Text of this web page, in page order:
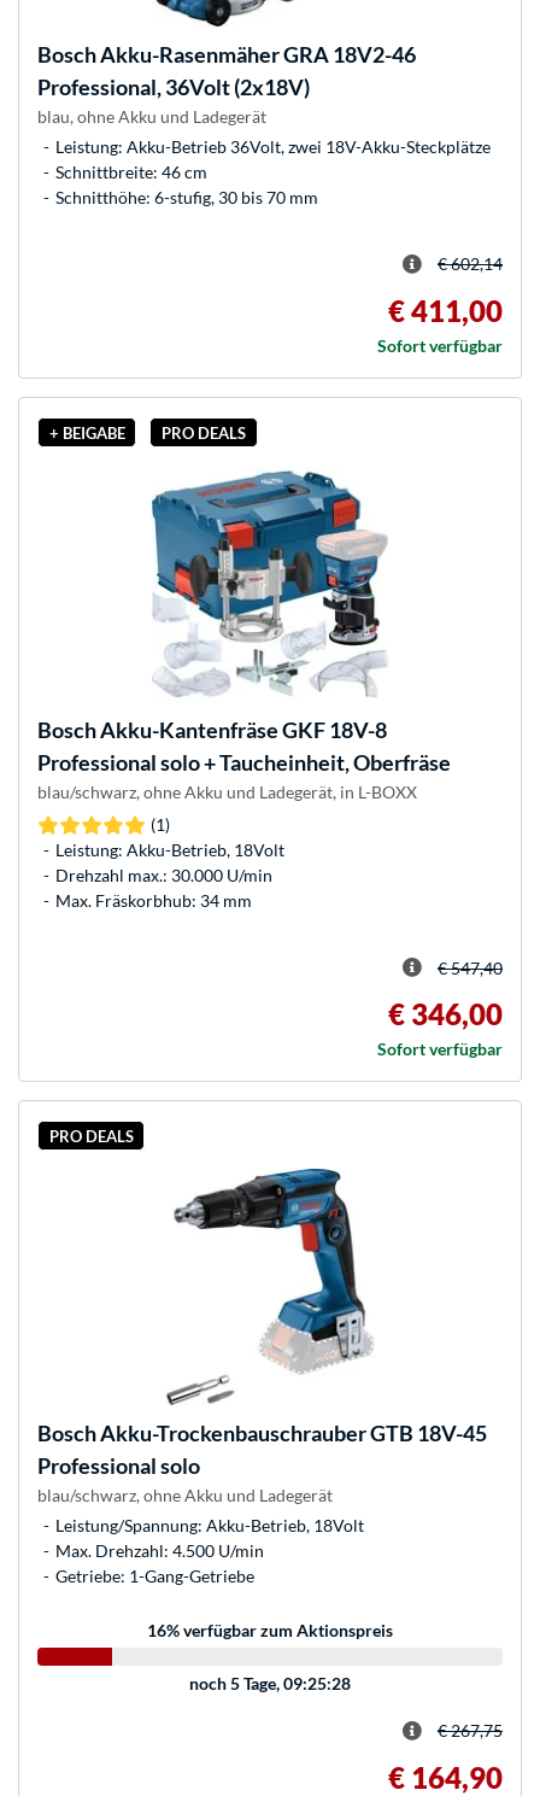
BoschAkku-Rasenmäher GRA 18V2-46
Professional, 36Volt (2x18V)
blau, ohne Akku und Ladegerät
Leistung: Akku-Betrieb 36Volt, zwei 18V-Akku-Steckplätze
Schnittbreite: 46 cm
Schnitthöhe: 6-stufig, 30 bis 70 mm
€ 602,14
€ 411,00
Sofort verfügbar
+ BEIGABE PRO DEALS
BoschAkku-Kantenfräse GKF 18V-8
Professional solo + Taucheinheit, Oberfräse
blau/schwarz, ohne Akku und Ladegerät, in L-BOXX
(1)
Leistung: Akku-Betrieb, 18Volt
Drehzahl max.: 30.000 U/min
Max. Fräskorbhub: 34 mm
€ 547,40
€ 346,00
Sofort verfügbar
PRO DEALS
BoschAkku-Trockenbauschrauber GTB 18V-45
Professional solo
blau/schwarz, ohne Akku und Ladegerät
Leistung/Spannung: Akku-Betrieb, 18Volt
Max. Drehzahl: 4.500 U/min
Getriebe: 1-Gang-Getriebe
16% verfügbar zum Aktionspreis
noch5 Tage, 09:25:28
€ 267,75
€ 164,90